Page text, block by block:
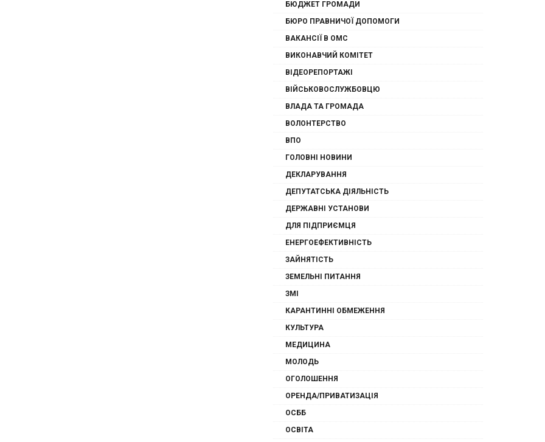
БЮДЖЕТ ГРОМАДИ
БЮРО ПРАВНИЧОЇ ДОПОМОГИ
ВАКАНСІЇ В ОМС
ВИКОНАВЧИЙ КОМІТЕТ
ВІДЕОРЕПОРТАЖІ
ВІЙСЬКОВОСЛУЖБОВЦЮ
ВЛАДА ТА ГРОМАДА
ВОЛОНТЕРСТВО
ВПО
ГОЛОВНІ НОВИНИ
ДЕКЛАРУВАННЯ
ДЕПУТАТСЬКА ДІЯЛЬНІСТЬ
ДЕРЖАВНІ УСТАНОВИ
ДЛЯ ПІДПРИЄМЦЯ
ЕНЕРГОЕФЕКТИВНІСТЬ
ЗАЙНЯТІСТЬ
ЗЕМЕЛЬНІ ПИТАННЯ
ЗМІ
КАРАНТИННІ ОБМЕЖЕННЯ
КУЛЬТУРА
МЕДИЦИНА
МОЛОДЬ
ОГОЛОШЕННЯ
ОРЕНДА/ПРИВАТИЗАЦІЯ
ОСББ
ОСВІТА